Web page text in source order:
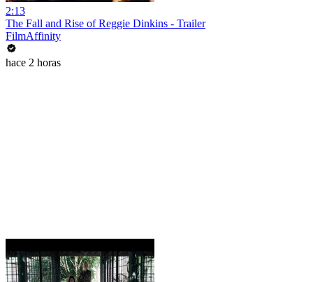
2:13
The Fall and Rise of Reggie Dinkins - Trailer
FilmAffinity
hace 2 horas